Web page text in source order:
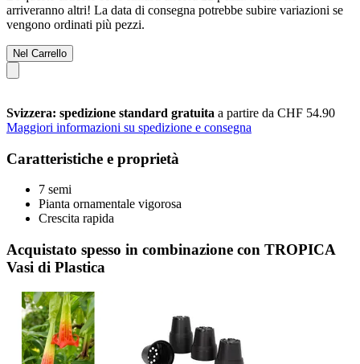
arriveranno altri! La data di consegna potrebbe subire variazioni se
vengono ordinati più pezzi.
Nel Carrello
Svizzera: spedizione standard gratuita a partire da CHF 54.90
Maggiori informazioni su spedizione e consegna
Caratteristiche e proprietà
7 semi
Pianta ornamentale vigorosa
Crescita rapida
Acquistato spesso in combinazione con TROPICA
Vasi di Plastica